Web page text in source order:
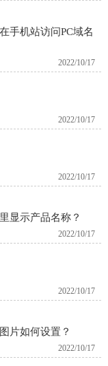
手机站访问PC域名
2022/10/17
2022/10/17
2022/10/17
显示产品名称？
2022/10/17
2022/10/17
片如何设置？
2022/10/17